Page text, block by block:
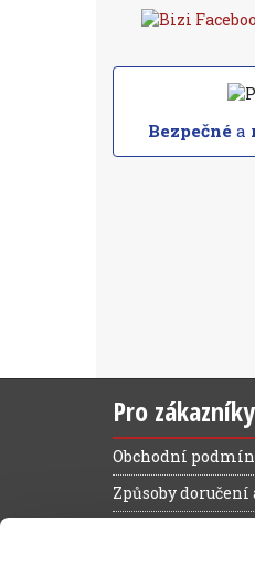
Bezpečnéa
Pro zákazníky
Obchodní
Způsoby doručení